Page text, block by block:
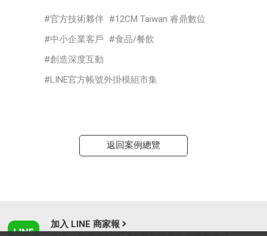
官方技術夥伴
12CM Taiwan 睿鼎數位
中小企業客戶
食品/餐飲
創造深度互動
LINE官方帳號外掛模組市集
返回案例總覽
加入 LINE 商家報